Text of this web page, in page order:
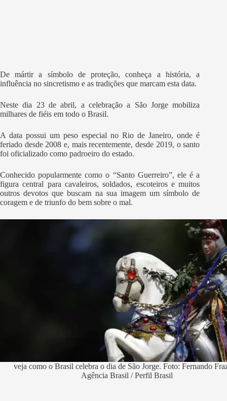
De mártir a símbolo de proteção, conheça a história, a
influência no sincretismo e as tradições que marcam esta data.
Neste dia 23 de abril, a celebração a São Jorge mobiliza
milhares de fiéis em todo o Brasil.
A data possui um peso especial no Rio de Janeiro, onde é
feriado desde 2008 e, mais recentemente, desde 2019, o santo
foi oficializado como padroeiro do estado.
Conhecido popularmente como o “Santo Guerreiro”, ele é a
figura central para cavaleiros, soldados, escoteiros e muitos
outros devotos que buscam na sua imagem um símbolo de
coragem e de triunfo do bem sobre o mal.
veja como o Brasil celebra o dia de São Jorge. Foto: Fernando
Agência Brasil / Perfil Brasil